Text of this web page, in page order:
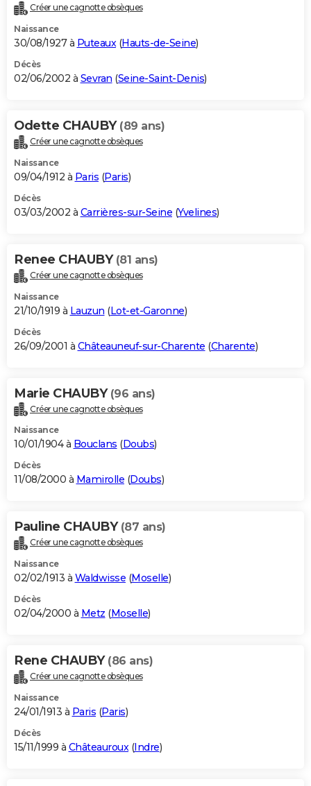
Créer une cagnotte obsèques
Naissance
30/08/1927 à Puteaux(Hauts-de-Seine)
Décès
02/06/2002 à Sevran (Seine-Saint-Denis)
Odette CHAUBY (89 ans)
Créer une cagnotte obsèques
Naissance
09/04/1912 à Paris (Paris)
Décès
03/03/2002 à Carrières-sur-Seine (Yvelines)
Renee CHAUBY (81 ans)
Créer une cagnotte obsèques
Naissance
21/10/1919 à Lauzun (Lot-et-Garonne)
Décès
26/09/2001 à Châteauneuf-sur-Charente (Charente)
Marie CHAUBY (96 ans)
Créer une cagnotte obsèques
Naissance
10/01/1904 à Bouclans (Doubs)
Décès
11/08/2000 à Mamirolle (Doubs)
Pauline CHAUBY (87 ans)
Créer une cagnotte obsèques
Naissance
02/02/1913 à Waldwisse (Moselle)
Décès
02/04/2000 à Metz (Moselle)
Rene CHAUBY (86 ans)
Créer une cagnotte obsèques
Naissance
24/01/1913 à Paris (Paris)
Décès
15/11/1999 à Châteauroux(Indre)